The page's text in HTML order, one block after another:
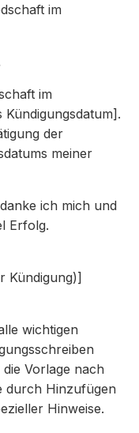
im
im
der
meiner
ich mich und
Erfolg.
Kündigung)]
wichtigen
Vorlage nach
durch Hinzufügen
Hinweise.